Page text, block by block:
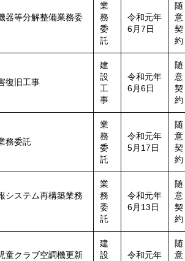
器等分解整備業務委
業
務
委
託
令和元年
6月7日
随
意
契
約
復旧工事
建
設
工
事
令和元年
6月6日
随
意
契
約
務委託
業
務
委
託
令和元年
5月17日
随
意
契
約
ステム再構築業務
業
務
委
託
令和元年
6月13日
随
意
契
約
童クラブ空調機更新
建
設
令和元年
随
意